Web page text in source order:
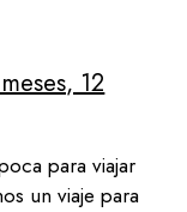
12
para viajar
un viaje para